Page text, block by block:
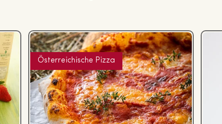
Österreichische Pizza